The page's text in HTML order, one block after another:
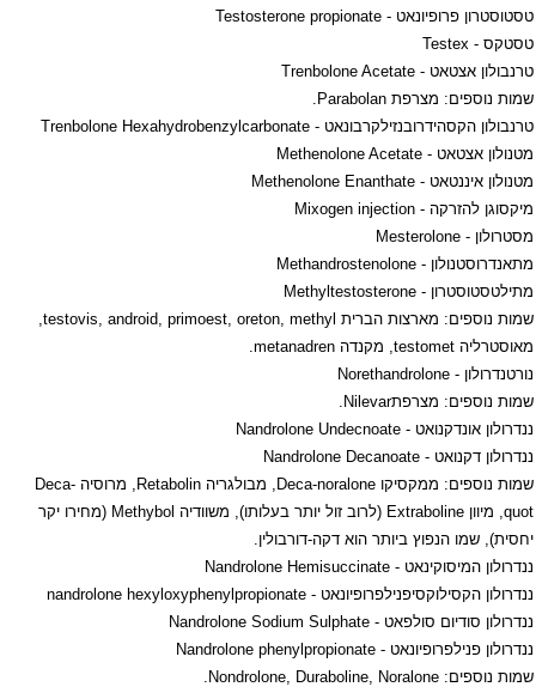
טסטוסטרון פרופיונאט - Testosterone propionate
טסטקס - Testex
טרנבולון אצטאט - Trenbolone Acetate
שמות נוספים: מצרפת Parabolan
.
טרנבולון הקסהידרובנזילקרבונאט - Trenbolone Hexahydrobenzylcarbonate
מטנולון אצטאט - Methenolone Acetate
מטנולון איננטאט - Methenolone Enanthate
מיקסוגן להזרקה - Mixogen injection
מסטרולון - Mesterolone
מתאנדרוסטנולון - Methandrostenolone
מתילטסטוסטרון - Methyltestosterone
שמות נוספים: מארצות הברית testovis, android, primoest, oreton, methyl
,
מאוסטרליה testomet, מקנדה metanadren
.
נורטנדרולון - Norethandrolone
שמות נוספים: מצרפתNilevar
.
ננדרולון אונדקנואט - Nandrolone Undecnoate
ננדרולון דקנואט - Nandrolone Decanoate
שמות נוספים: ממקסיקו Deca-noralone , מבולגריה Retabolin , מרוסיה Deca-
quot, מיוון Extraboline (לרוב זול יותר בעלותו), משוודיה Methybol (מחירו יקר
יחסית), שמו הנפוץ ביותר הוא דקה-דורבולין.
ננדרולון המיסוקינאט - Nandrolone Hemisuccinate
ננדרולון הקסילוקסיפנילפרופיונאט - nandrolone hexyloxyphenylpropionate
ננדרולון סודיום סולפאט - Nandrolone Sodium Sulphate
ננדרולון פנילפרופיונאט - Nandrolone phenylpropionate
שמות נוספים: Nondrolone, Duraboline, Noralone
.